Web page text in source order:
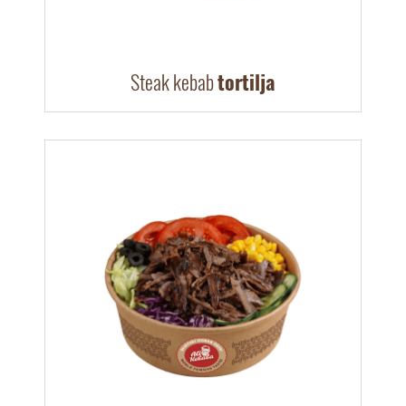
Steak kebabtortilja